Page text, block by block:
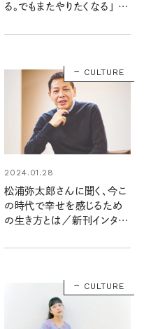
る。でもまたやりたくなる」 舞
CULTURE
2024.01.28
松浦弥太郎さんに聞く、今こ
の時代で幸せを感じるため
の生き方とは／新刊インタビ
CULTURE